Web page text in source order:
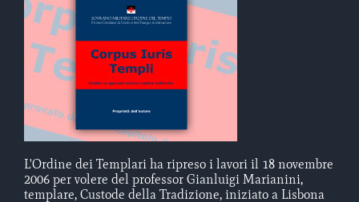
L'Ordine dei Templari ha ripreso i lavori il 18 novembre
2006 per volere del professor Gianluigi Marianini,
templare, Custode della Tradizione, iniziato a Lisbona